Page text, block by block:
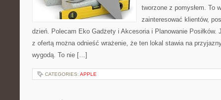
tworzone z pomysłem. To
zainteresować klientów,
dzień. Polecam Eko Gadżety i Akcesoria i Planowanie Posiłków.
z ofertą można odnieść wrażenie, że ten lokal stawia na
wygodą. To nie […]
CATEGORIES: APPLE